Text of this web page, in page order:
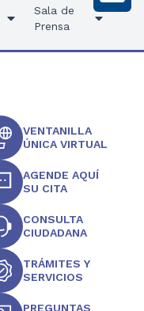
Sala de
Prensa
VENTANILLA
ÚNICA VIRTUAL
AGENDE AQUÍ
SU CITA
CONSULTA
CIUDADANA
TRÁMITES Y
SERVICIOS
PREGUNTAS